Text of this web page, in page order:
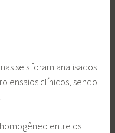
seis foram analisados
ensaios clínicos, sendo
entre os